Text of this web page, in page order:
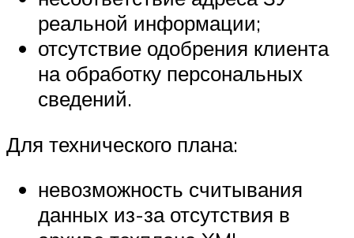
реальной информации;
отсутствие одобрения клиента
на обработку персональных
сведений.
Для технического плана:
невозможность считывания
данных из-за отсутствия в